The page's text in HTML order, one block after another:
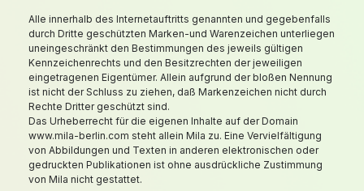
Alle innerhalb des Internetauftritts genannten und gegebenfalls
durch Dritte geschützten Marken-und Warenzeichen unterliegen
uneingeschränkt den Bestimmungen des jeweils gültigen
Kennzeichenrechts und den Besitzrechten der jeweiligen
eingetragenen Eigentümer. Allein aufgrund der bloßen Nennung
ist nicht der Schluss zu ziehen, daß Markenzeichen nicht durch
Rechte Dritter geschützt sind.
Das Urheberrecht für die eigenen Inhalte auf der Domain
www.mila-berlin.com steht allein Mila zu. Eine Vervielfältigung
von Abbildungen und Texten in anderen elektronischen oder
gedruckten Publikationen ist ohne ausdrückliche Zustimmung
von Mila nicht gestattet.